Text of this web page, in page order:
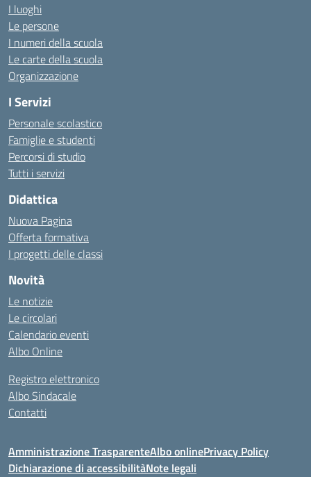
I luoghi
Le persone
I numeri della scuola
Le carte della scuola
Organizzazione
I Servizi
Personale scolastico
Famiglie e studenti
Percorsi di studio
Tutti i servizi
Didattica
Nuova Pagina
Offerta formativa
I progetti delle classi
Novità
Le notizie
Le circolari
Calendario eventi
Albo Online
Registro elettronico
Albo Sindacale
Contatti
Amministrazione TrasparenteAlbo onlinePrivacy Policy
Dichiarazione di accessibilitàNote legali